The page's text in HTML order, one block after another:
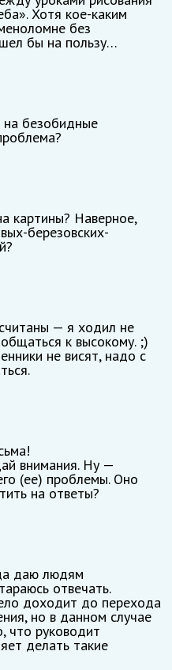
Хотя кое-каким
без
бы на пользу…
на безобидные
картины? Наверное,
березовских-
— я ходил не
к высокому. ;)
не висят, надо с
внимания. Ну —
(ее) проблемы. Оно
на ответы?
даю людям
отвечать.
доходит до перехода
но в данном случае
что руководит
делать такие